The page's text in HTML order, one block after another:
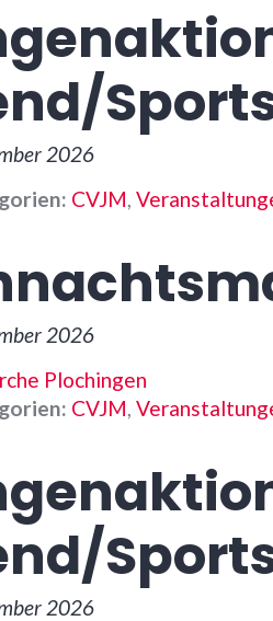
2026
CVJM
2026
Plochingen
CVJM
2026